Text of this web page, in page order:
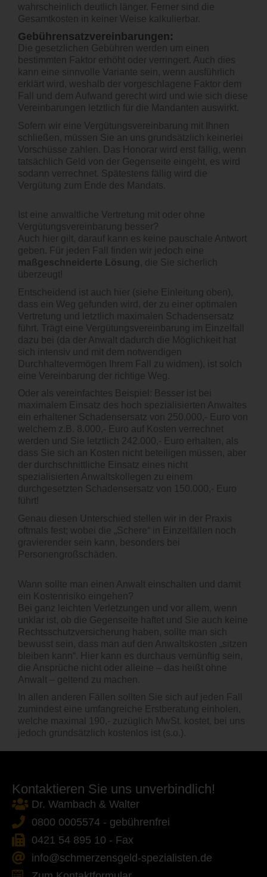
wahrscheinlich deutlich länger. Ferner sind die
Gesamtkosten in keiner Weise kalkulierbar.
Gebührensatzvereinbarungen:
Die gesetzlichen Gebühren werden um einen
bestimmten Faktor erhöht oder verringert. Auch dies
kann eine sinnvolle Variante sein, wenn ausführlich
erklärt wird, weshalb der vorgeschlagene Faktor dem
Fall und dem Aufwand gerecht wird und wie sich diese
Vereinbarungen letztlich für die Mandanten auswirkt.
Sofern wir eine Vergütungsvereinbarung mit Ihnen
schließen, müssen Sie an uns grundsätzlich keinerlei
Vorschüsse zahlen. Das Honorar wird erst fällig, wenn
tatsächlich Geld von der Gegenseite eingeht, es wird
sodann verrechnet. Spätestens fällig wird die
Vergütung zum Ende des Mandats.
Ist eine anwaltliche Vertretung mit oder ohne
Vergütungsvereinbarung besser?
Auch hier gilt, darauf kann es keine pauschale Antwort
geben. Für jeden Fall finden wir jedoch eine
maßgeschneiderte Lösung , die Sie sicherlich
überzeugt!
Entscheidend ist auch hier (siehe Einleitung oben),
dass ein Weg gefunden wird, der zu einer optimalen
Vertretung und letztlich maximalen Schadensersatz
führt. Trägt eine Vergütungsvereinbarung im Einzelfall
dazu bei (da der Anwalt dadurch die Möglichkeit hat
sich intensiv und mit dem notwendigen
Durchhaltevermögen Ihrem Fall zu widmen), ist solch
eine Vereinbarung der richtige Weg.
Oder als vereinfachtes Beispiel: Besser ist bei
maximalem Einsatz des hoch spezialisierten Anwaltes
ein erhaltener Schadensersatz von 250.000,- Euro von
welchem z.B. 8.000,- Euro auf Kosten verrechnet
werden und Sie letztlich 242.000,- Euro erhalten, als
dass Sie sich an Kosten nicht beteiligen müssen, aber
der durchschnittliche Einsatz eines nicht
spezialisierten Anwaltskollegen zu einem
durchgesetzten Schadensersatz von 150.000,- Euro
führt!
Genau diesen Unterschied stellen wir in der Praxis
oftmals fest; wobei die „Schere“ in Einzelfällen noch
gravierender sein kann, besonders bei
Personengroßschäden.
Wann sollte man einen Anwalt einschalten und damit
ein Kostenrisiko eingehen?
Bei ganz leichten Verletzungen und vor allem, wenn
unklar ist, ob die Gegenseite haftet und Sie auch keine
Rechtsschutzversicherung haben, sollte man sich
bewusst sein, dass man auf den Anwaltskosten „sitzen
bleiben kann“. Hier kann es durchaus vernünftig sein,
die Ansprüche nicht oder alleine – das heißt ohne
Anwalt – geltend zu machen.
In allen anderen Fällen sollten Sie sich auf jeden Fall
zumindest eine umfangreiche Erstberatung einholen,
welche maximal 190,- zuzüglich MwSt. kostet, bei uns
jedoch grundsätzlich kostenlos ist (s.o.).
Kontaktieren Sie uns unverbindlich!
Dr. Wambach & Walter
0800 0005574 - gebührenfrei
0421 54 895 10 - Fax
info@schmerzensgeld-spezialisten.de